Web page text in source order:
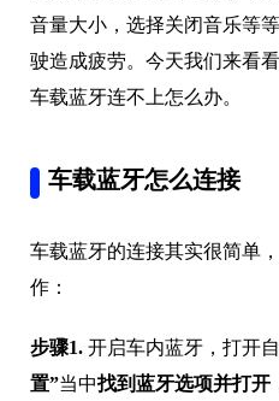
音量大小，选择关闭音乐等
驶造成疲劳。今天我们来看
车载蓝牙连不上怎么办。
车载蓝牙怎么连接
车载蓝牙的连接其实很简单
作：
步骤1. 开启车内蓝牙，打开
置”当中找到蓝牙选项并打开